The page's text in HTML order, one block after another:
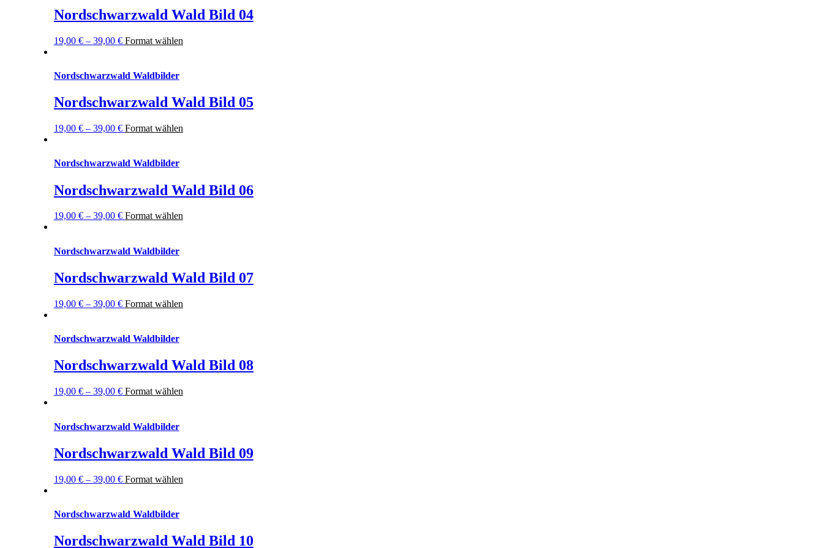
Nordschwarzwald Wald Bild 04
19,00 €– 39,00 € Format wählen
Nordschwarzwald Waldbilder
Nordschwarzwald Wald Bild 05
19,00 €– 39,00 € Format wählen
Nordschwarzwald Waldbilder
Nordschwarzwald Wald Bild 06
19,00 €– 39,00 € Format wählen
Nordschwarzwald Waldbilder
Nordschwarzwald Wald Bild 07
19,00 €– 39,00 € Format wählen
Nordschwarzwald Waldbilder
Nordschwarzwald Wald Bild 08
19,00 €– 39,00 € Format wählen
Nordschwarzwald Waldbilder
Nordschwarzwald Wald Bild 09
19,00 €– 39,00 € Format wählen
Nordschwarzwald Waldbilder
Nordschwarzwald Wald Bild 10